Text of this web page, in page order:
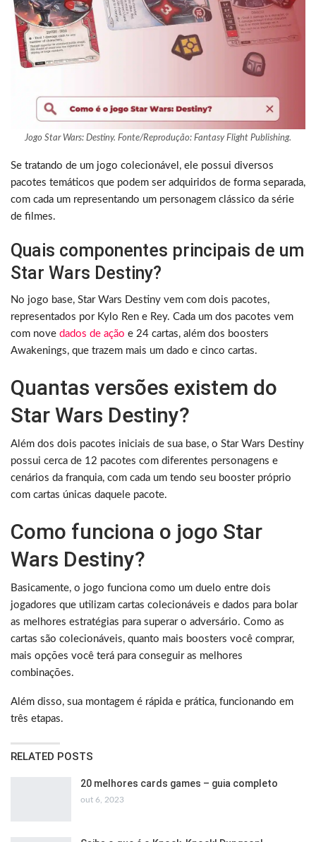
Jogo Star Wars: Destiny. Fonte/Reprodução: Fantasy Flight Publishing.
Se tratando de um jogo colecionável, ele possui diversos
pacotes temáticos que podem ser adquiridos de forma separada,
com cada um representando um personagem clássico da série
de filmes.
Quais componentes principais de um
Star Wars Destiny?
No jogo base, Star Wars Destiny vem com dois pacotes,
representados por Kylo Ren e Rey. Cada um dos pacotes vem
com nove dados de ação e 24 cartas, além dos boosters
Awakenings, que trazem mais um dado e cinco cartas.
Quantas versões existem do
Star Wars Destiny?
Além dos dois pacotes iniciais de sua base, o Star Wars Destiny
possui cerca de 12 pacotes com diferentes personagens e
cenários da franquia, com cada um tendo seu booster próprio
com cartas únicas daquele pacote.
Como funciona o jogo Star
Wars Destiny?
Basicamente, o jogo funciona como um duelo entre dois
jogadores que utilizam cartas colecionáveis e dados para bolar
as melhores estratégias para superar o adversário. Como as
cartas são colecionáveis, quanto mais boosters você comprar,
mais opções você terá para conseguir as melhores
combinações.
Além disso, sua montagem é rápida e prática, funcionando em
três etapas.
RELATED POSTS
20 melhores cards games – guia completo
out 6, 2023